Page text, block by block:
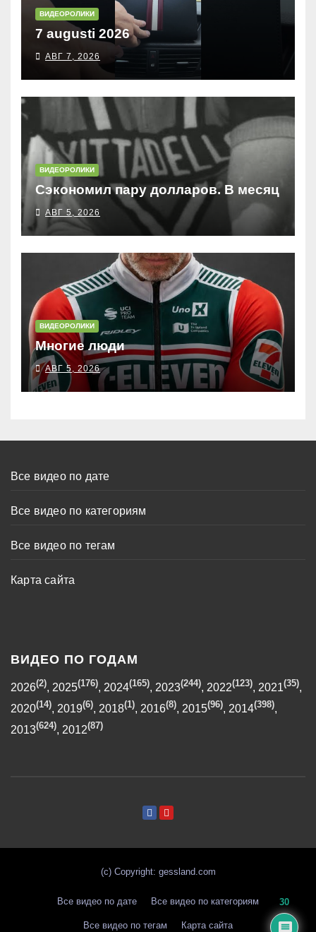
ВИДЕОРОЛИКИ
7 augusti 2026
АВГ 7, 2026
ВИДЕОРОЛИКИ
Сэкономил пару долларов. В месяц
АВГ 5, 2026
ВИДЕОРОЛИКИ
Многие люди
АВГ 5, 2026
Все видео по дате
Все видео по категориям
Все видео по тегам
Карта сайта
ВИДЕО ПО ГОДАМ
2026(2), 2025(176), 2024(165), 2023(244), 2022(123), 2021(35),
2020(14), 2019(6), 2018(1), 2016(8), 2015(96), 2014(398),
2013(624), 2012(87)
(с) Copyright: gessland.com
Все видео по дате Все видео по категориям
Все видео по тегам Карта сайта
30